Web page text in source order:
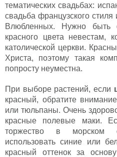
тематических свадьбах:
свадьба французского
Влюбленных. Нужно быть
красного цвета невестам,
католической церкви.
Христа, поэтому такая
попросту неуместна.
При выборе растений, если
красный, обратите
или тюльпаны. Очень
красные полевые маки.
торжество в морском
использовать синие или
красный оттенок за